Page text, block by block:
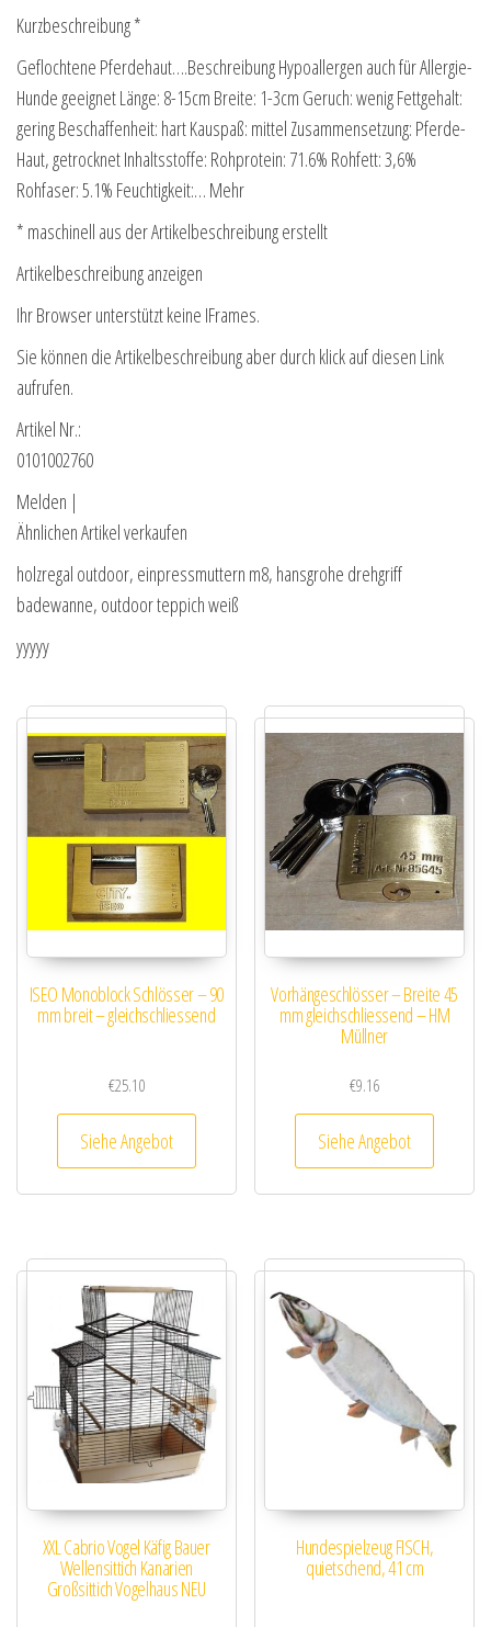
Kurzbeschreibung *
Geflochtene Pferdehaut….Beschreibung Hypoallergen auch für Allergie-
Hunde geeignet Länge: 8-15cm Breite: 1-3cm Geruch: wenig Fettgehalt:
gering Beschaffenheit: hart Kauspaß: mittel Zusammensetzung: Pferde-
Haut, getrocknet Inhaltsstoffe: Rohprotein: 71.6% Rohfett: 3,6%
Rohfaser: 5.1% Feuchtigkeit:… Mehr
* maschinell aus der Artikelbeschreibung erstellt
Artikelbeschreibung anzeigen
Ihr Browser unterstützt keine IFrames.
Sie können die Artikelbeschreibung aber durch klick auf diesen Link
aufrufen.
Artikel Nr.:
0101002760
Melden |
Ähnlichen Artikel verkaufen
holzregal outdoor, einpressmuttern m8, hansgrohe drehgriff
badewanne, outdoor teppich weiß
yyyyy
ISEO Monoblock Schlösser – 90
mm breit – gleichschliessend
€25.10
Siehe Angebot
Vorhängeschlösser – Breite 45
mm gleichschliessend – HM
Müllner
€9.16
Siehe Angebot
XXL Cabrio Vogel Käfig Bauer
Wellensittich Kanarien
Großsittich Vogelhaus NEU
Hundespielzeug FISCH,
quietschend, 41 cm